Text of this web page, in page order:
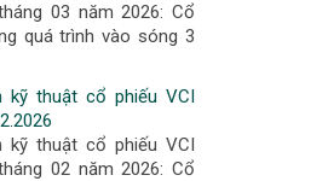
03 năm 2026: Cổ
quá trình vào sóng 3
kỹ thuật cổ phiếu VCI
kỹ thuật cổ phiếu VCI
02 năm 2026: Cổ